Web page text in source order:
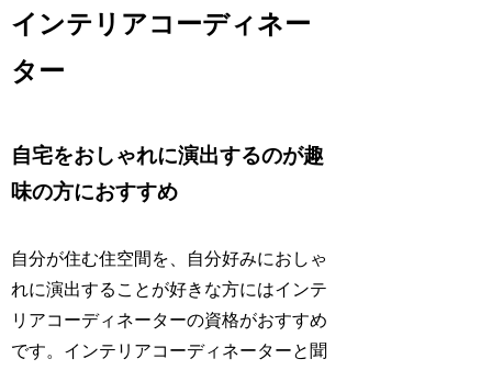
インテリアコーディネー
ター
自宅をおしゃれに演出するのが趣
味の方におすすめ
自分が住む住空間を、自分好みにおしゃ
れに演出することが好きな方にはインテ
リアコーディネーターの資格がおすすめ
です。インテリアコーディネーターと聞